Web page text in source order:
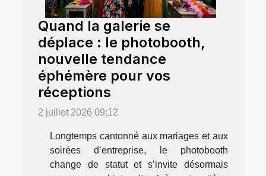
Quand la galerie se
déplace : le photobooth,
nouvelle tendance
éphémère pour vos
réceptions
2 juillet 2026 09:12
Longtemps cantonné aux mariages et aux
soirées d’entreprise, le photobooth
change de statut et s’invite désormais